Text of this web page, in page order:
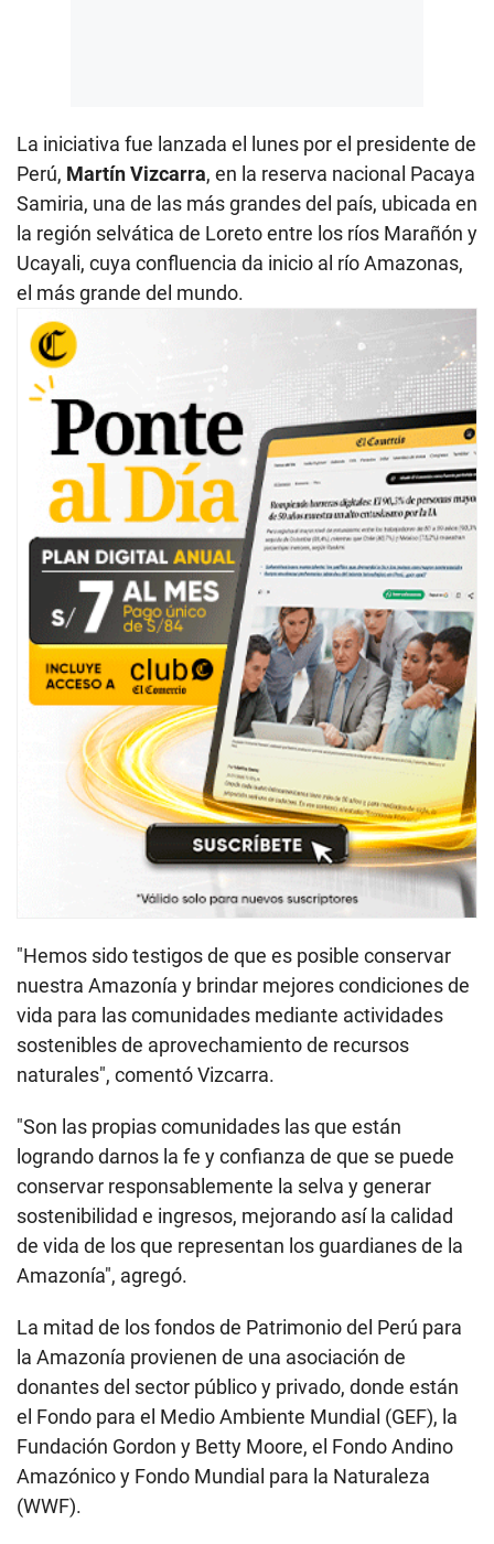
La iniciativa fue lanzada el lunes por el presidente de
Perú, Martín Vizcarra, en la reserva nacional Pacaya
Samiria, una de las más grandes del país, ubicada en
la región selvática de Loreto entre los ríos Marañón y
Ucayali, cuya confluencia da inicio al río Amazonas,
el más grande del mundo.
"Hemos sido testigos de que es posible conservar
nuestra Amazonía y brindar mejores condiciones de
vida para las comunidades mediante actividades
sostenibles de aprovechamiento de recursos
naturales", comentó Vizcarra.
"Son las propias comunidades las que están
logrando darnos la fe y confianza de que se puede
conservar responsablemente la selva y generar
sostenibilidad e ingresos, mejorando así la calidad
de vida de los que representan los guardianes de la
Amazonía", agregó.
La mitad de los fondos de Patrimonio del Perú para
la Amazonía provienen de una asociación de
donantes del sector público y privado, donde están
el Fondo para el Medio Ambiente Mundial (GEF), la
Fundación Gordon y Betty Moore, el Fondo Andino
Amazónico y Fondo Mundial para la Naturaleza
(WWF).